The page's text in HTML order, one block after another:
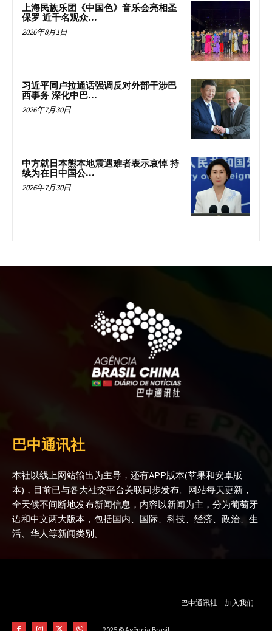
上海民族乐团《中国色》音乐会亮相圣
保罗 近千名观众...
2026年8月1日
习近平同卢拉通话强调反对外部干涉巴
西事务 深化中巴...
2026年7月30日
中方就日本熊本地震遇难者表示哀悼 持
续为在日中国公...
2026年7月30日
巴中通讯社
本社以线上网站输出为主导，还有APP版本(苹果和安卓版
本)，目前已与各大社交平台关联同步发布。网站每天更新，
全天候不间断地发布新闻信息，内容以新闻为主，分为葡萄牙
语和中文两大版本，包括国内、国际、科技、经济、政治、生
活、华人等新闻类别。
巴中通讯社 加入我们